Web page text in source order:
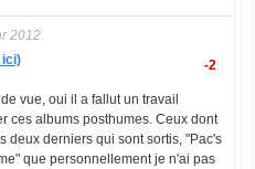
2012
-2
ici)
vue, oui il a fallut un travail
ces albums posthumes. Ceux dont
deux derniers qui sont sortis, "Pac's
que personnellement je n'ai pas